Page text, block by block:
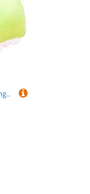
MEIBAOGE Hamsternest, Cartoon-Hängematte, Bett, Wärme und bequem, Haustiernester, Schlafmatte für verschiedene Größen